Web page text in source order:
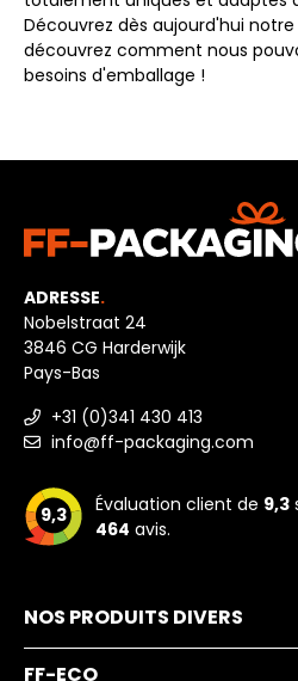
Découvrez dès aujourd'hui
découvrez comment nous
besoins d'emballage !
ADRESSE.
Nobelstraat 24
3846 CG Harderwijk
Pays-Bas
+31 (0)341 430 413
info@ff-packaging.com
9,3 Évaluation client de 9,3
464 avis.
NOS PRODUITS DIVERS
FF-ECO